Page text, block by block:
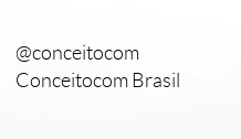
@conceitocom
Conceitocom Brasil